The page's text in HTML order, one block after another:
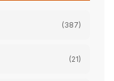
(387)
(21)